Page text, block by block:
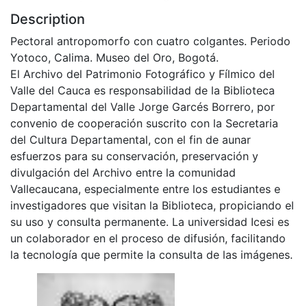
Description
Pectoral antropomorfo con cuatro colgantes. Periodo
Yotoco, Calima. Museo del Oro, Bogotá.
El Archivo del Patrimonio Fotográfico y Fílmico del
Valle del Cauca es responsabilidad de la Biblioteca
Departamental del Valle Jorge Garcés Borrero, por
convenio de cooperación suscrito con la Secretaria
del Cultura Departamental, con el fin de aunar
esfuerzos para su conservación, preservación y
divulgación del Archivo entre la comunidad
Vallecaucana, especialmente entre los estudiantes e
investigadores que visitan la Biblioteca, propiciando el
su uso y consulta permanente. La universidad Icesi es
un colaborador en el proceso de difusión, facilitando
la tecnología que permite la consulta de las imágenes.